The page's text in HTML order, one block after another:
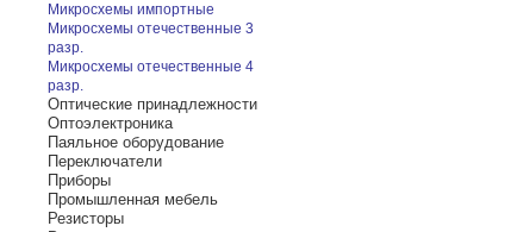
Микросхемы импортные
Микросхемы отечественные 3
разр.
Микросхемы отечественные 4
разр.
Оптические принадлежности
Оптоэлектроника
Паяльное оборудование
Переключатели
Приборы
Промышленная мебель
Резисторы